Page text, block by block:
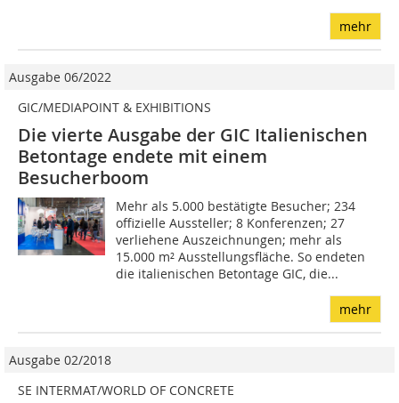
mehr
Ausgabe 06/2022
GIC/MEDIAPOINT & EXHIBITIONS
Die vierte Ausgabe der GIC Italienischen
Betontage endete mit einem
Besucherboom
Mehr als 5.000 bestätigte Besucher; 234
offizielle Aussteller; 8 Konferenzen; 27
verliehene Auszeichnungen; mehr als
15.000 m² Ausstellungsfläche. So endeten
die italienischen Betontage GIC, die...
mehr
Ausgabe 02/2018
SE INTERMAT/WORLD OF CONCRETE